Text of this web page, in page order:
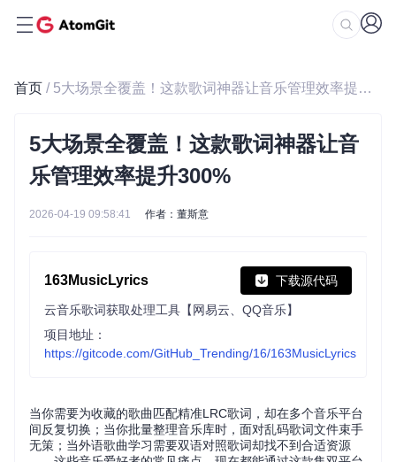
首页 / 5大场景全覆盖！这款歌词神器让音乐管理效率提升300%
5大场景全覆盖！这款歌词神器让音
乐管理效率提升300%
2026-04-19 09:58:41 作者：董斯意
163MusicLyrics 下载源代码
云音乐歌词获取处理工具【网易云、QQ音乐】
项目地址：
https://gitcode.com/GitHub_Trending/16/163MusicLyrics
当你需要为收藏的歌曲匹配精准LRC歌词，却在多个音乐平台
间反复切换；当你批量整理音乐库时，面对乱码歌词文件束手
无策；当外语歌曲学习需要双语对照歌词却找不到合适资源